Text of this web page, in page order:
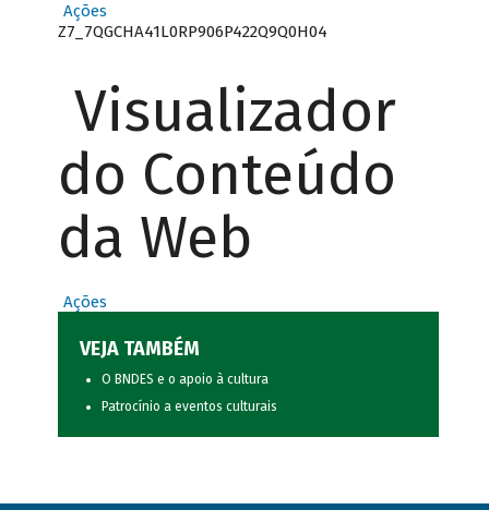
Ações
Z7_7QGCHA41L0RP906P422Q9Q0H04
Visualizador
do Conteúdo
da Web
Ações
VEJA TAMBÉM
O BNDES e o apoio à cultura
Patrocínio a eventos culturais